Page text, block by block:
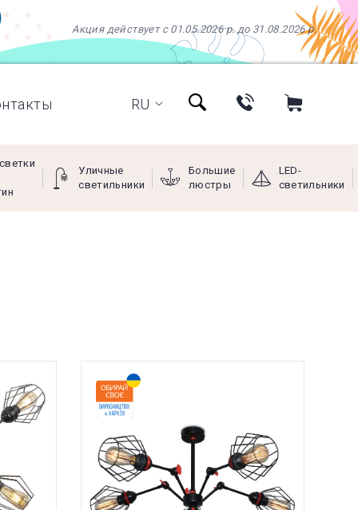
Акция действует с 01.05.2026 р. до 31.08.2026 р.
RU
Уличные
светильники
Большие
люстры
LED-
светильники